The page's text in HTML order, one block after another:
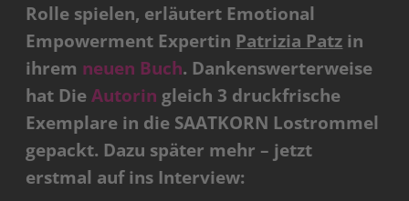
Rolle spielen, erläutert Emotional
Empowerment Expertin Patrizia Patz in
ihrem neuen Buch. Dankenswerterweise
hat DieAutorin gleich 3 druckfrische
Exemplare in die SAATKORN Lostrommel
gepackt. Dazu später mehr – jetzt
erstmal auf ins Interview: